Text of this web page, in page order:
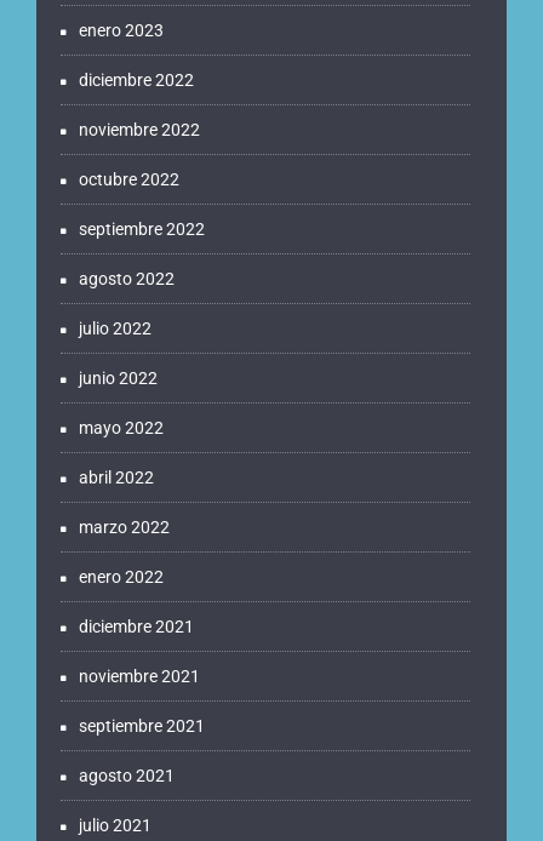
enero 2023
diciembre 2022
noviembre 2022
octubre 2022
septiembre 2022
agosto 2022
julio 2022
junio 2022
mayo 2022
abril 2022
marzo 2022
enero 2022
diciembre 2021
noviembre 2021
septiembre 2021
agosto 2021
julio 2021